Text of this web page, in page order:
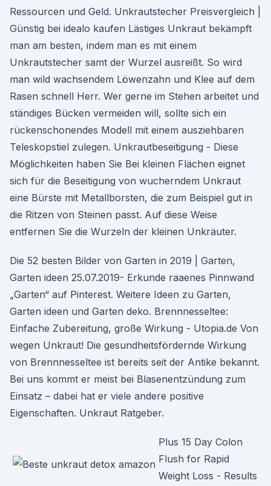
Ressourcen und Geld. Unkrautstecher Preisvergleich |
Günstig bei idealo kaufen Lästiges Unkraut bekämpft
man am besten, indem man es mit einem
Unkrautstecher samt der Wurzel ausreißt. So wird
man wild wachsendem Löwenzahn und Klee auf dem
Rasen schnell Herr. Wer gerne im Stehen arbeitet und
ständiges Bücken vermeiden will, sollte sich ein
rückenschonendes Modell mit einem ausziehbaren
Teleskopstiel zulegen. Unkrautbeseitigung - Diese
Möglichkeiten haben Sie Bei kleinen Flächen eignet
sich für die Beseitigung von wucherndem Unkraut
eine Bürste mit Metallborsten, die zum Beispiel gut in
die Ritzen von Steinen passt. Auf diese Weise
entfernen Sie die Wurzeln der kleinen Unkräuter.
Die 52 besten Bilder von Garten in 2019 | Garten,
Garten ideen 25.07.2019- Erkunde raaenes Pinnwand
„Garten“ auf Pinterest. Weitere Ideen zu Garten,
Garten ideen und Garten deko. Brennnesseltee:
Einfache Zubereitung, große Wirkung - Utopia.de Von
wegen Unkraut! Die gesundheitsfördernde Wirkung
von Brennnesseltee ist bereits seit der Antike bekannt.
Bei uns kommt er meist bei Blasenentzündung zum
Einsatz – dabei hat er viele andere positive
Eigenschaften. Unkraut Ratgeber.
Plus 15 Day Colon
Flush for Rapid
Weight Loss - Results